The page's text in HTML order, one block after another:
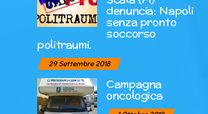
denuncia: Napoli
senza pronto
soccorso
politraumi.
29 Settembre 2018
Campagna
oncologica